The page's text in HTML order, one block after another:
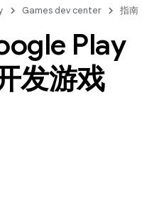
Games dev center 指南
Play
发游戏